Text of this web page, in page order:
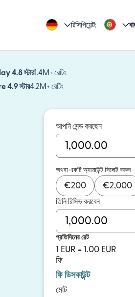
রিসিপিয়েন্ট:
4.8 স্টার1.4M+ রেটিং
4.9 স্টার4.2M+ রেটিং
আপনি সেন্ড করছেন
অথবা একটি অ্যামাউন্ট সিলেক্ট করুন
€200 €2,000
তিনি রিসিভ করবেন
প্রতিদিনের রেট
1 EUR = 1.00 EUR
ফি
ফি ডিসকাউন্ট
মোট